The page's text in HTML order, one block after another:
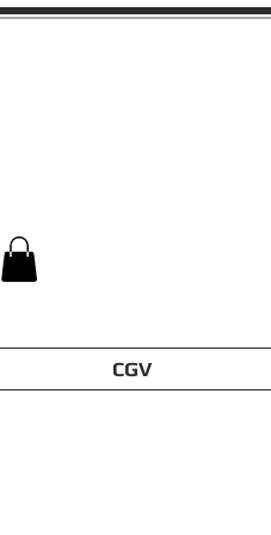
CGV